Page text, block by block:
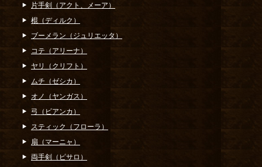
片手剣（アクト、メーア）
棍（ディルク）
ブーメラン（ジュリエッタ）
コテ（アリーナ）
ヤリ（クリフト）
ムチ（ゼシカ）
オノ（ヤンガス）
弓（ビアンカ）
スティック（フローラ）
扇（マーニャ）
両手剣（ピサロ）